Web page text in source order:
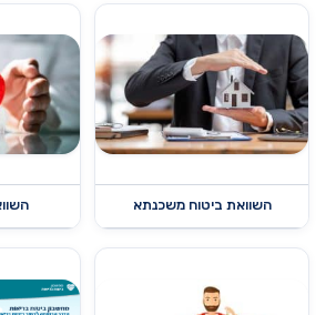
השוואת ביטוח משכנתא